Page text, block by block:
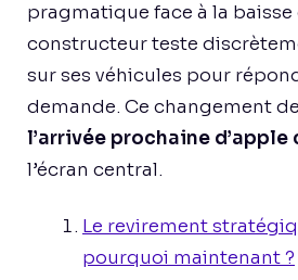
pragmatique face à la baisse
constructeur teste
sur ses véhicules pour
demande. Ce changement
l’arrivée prochaine
l’écran central.
Le revirement
pourquoi maintenant ?